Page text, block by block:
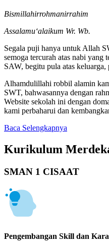
Bismillahirrohmanirrahim
Assalamu‘alaikum Wr. Wb.
Segala puji hanya untuk Allah
semoga tercurah atas nabi
SAW, begitu pula atas keluarga,
Alhamdulillahi robbil alamin
SWT, bahwasannya dengan
Website sekolah ini dengan
kami perbaharui dan
Baca Selengkapnya
Kurikulum
SMAN 1 CISAAT
Pengembangan Skill dan